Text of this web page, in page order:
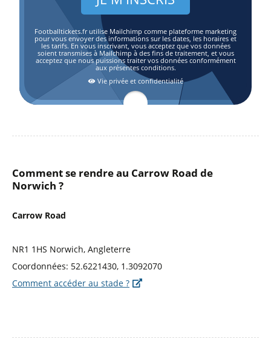
Footballtickets.fr utilise Mailchimp comme plateforme marketing
pour vous envoyer des informations sur les dates, les horaires et
les tarifs. En vous inscrivant, vous acceptez que vos données
soient transmises à Mailchimp à des fins de traitement, et vous
acceptez que nous puissions traiter vos données conformément
aux présentes conditions.
Vie privée et confidentialité
Comment se rendre au Carrow Road de
Norwich ?
Carrow Road
NR1 1HS Norwich, Angleterre
Coordonnées: 52.6221430, 1.3092070
Comment accéder au stade ?